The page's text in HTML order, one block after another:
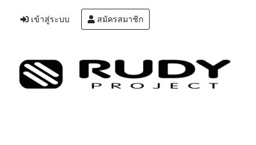
เข้าสู่ระบบ สมัครสมาชิก